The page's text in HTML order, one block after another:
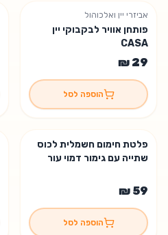
אביזרי יין ואלכוהול
פותחן אוויר לבקבוקי יין
CASA
הוספה לסל
נשארה יחידה אחת
פלטת חימום חשמלית לכוס
שתייה עם גימור דמוי עור
הוספה לסל